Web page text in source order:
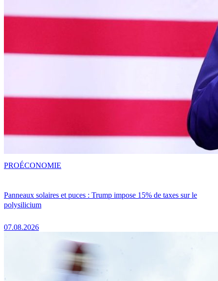
Panneaux solaires et puces : Trump impose 15% de taxes sur le
polysilicium
07.08.2026
PROÉCONOMIE